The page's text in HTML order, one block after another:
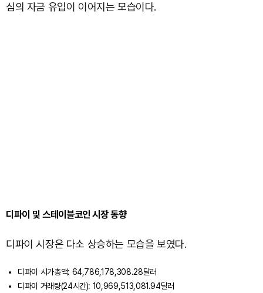
심의 자금 유입이 이어지는 모습이다.
디파이 및 스테이블코인 시장 동향
디파이 시장은 다소 상승하는 모습을 보였다.
디파이 시가총액: 64,786,178,308.28달러
디파이 거래량(24시간): 10,969,513,081.94달러